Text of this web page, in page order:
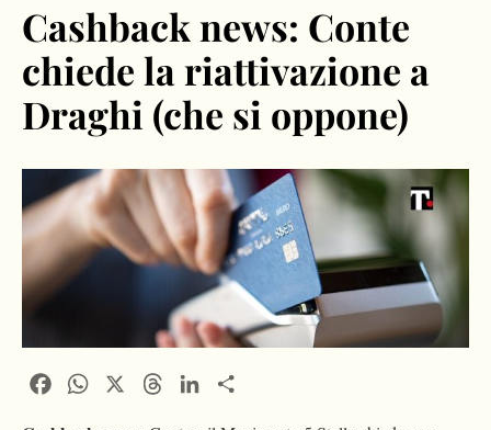
Cashback news: Conte
chiede la riattivazione a
Draghi (che si oppone)
FacebookWhatsApp ThreadsLinkedIn